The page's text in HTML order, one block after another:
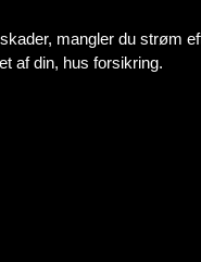
mangler du strøm
af din, hus forsikring.